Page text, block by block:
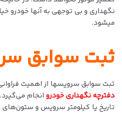
نگهداری و بی توجهی به آنها خودرو
میشود.
ثبت سوابق
ثبت سوابق سرویسها از اهمیت
دفترچه نگهداری خودرو انجام
تاریخ یا کیلومتر سرویس و